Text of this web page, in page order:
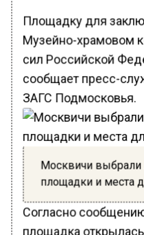
Площадку для
Музейно-храмовом
сил Российской
сообщает пресс-
ЗАГС Подмосковья.
Москвичи
площадки и места
Согласно
площадка